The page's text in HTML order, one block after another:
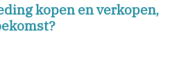
kopen en verkopen,